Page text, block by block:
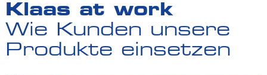
Klaas at work
Wie Kunden unsere
Produkte einsetzen